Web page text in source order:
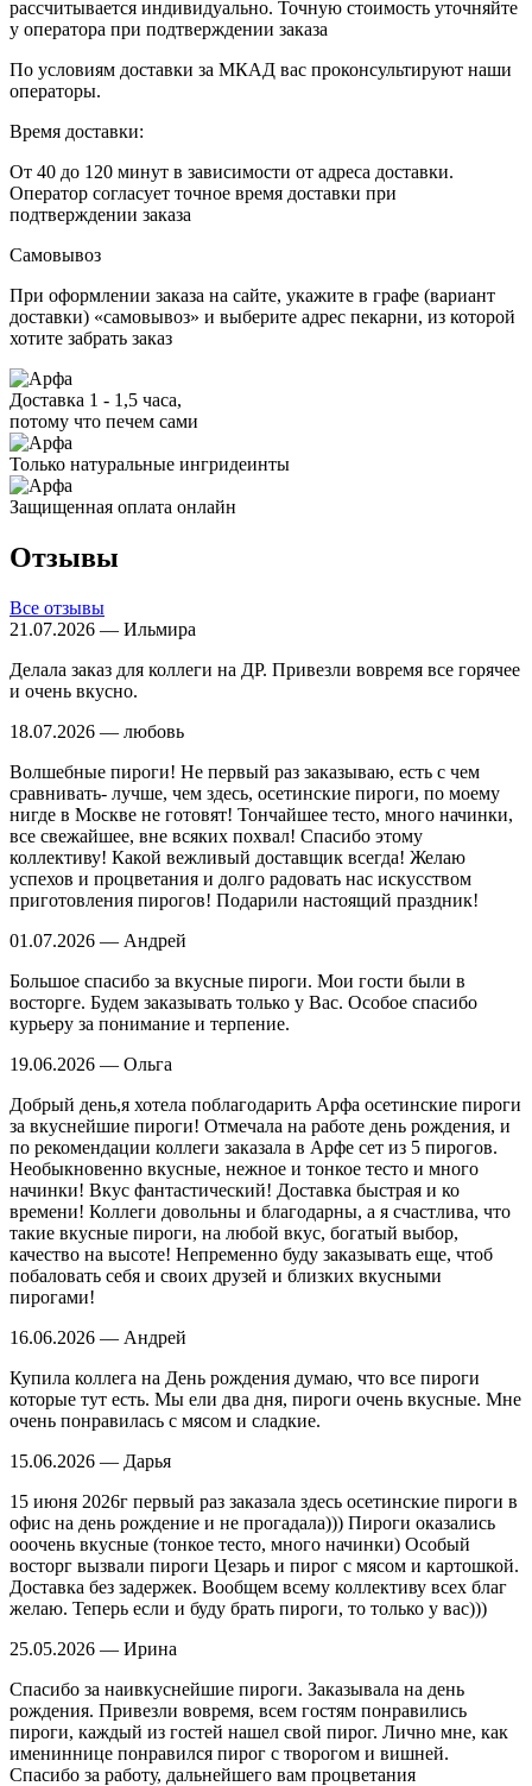
рассчитывается индивидуально. Точную стоимость уточняйте
у оператора при подтверждении заказа
По условиям доставки за МКАД вас проконсультируют наши
операторы.
Время доставки:
От 40 до 120 минут в зависимости от адреса доставки.
Оператор согласует точное время доставки при
подтверждении заказа
Самовывоз
При оформлении заказа на сайте, укажите в графе (вариант
доставки) «самовывоз» и выберите адрес пекарни, из которой
хотите забрать заказ
Доставка 1 - 1,5 часа,
потому что печем сами
Только натуральные ингридеинты
Защищенная оплата онлайн
Отзывы
Все отзывы
21.07.2026 — Ильмира
Делала заказ для коллеги на ДР. Привезли вовремя все горячее
и очень вкусно.
18.07.2026 — любовь
Волшебные пироги! Не первый раз заказываю, есть с чем
сравнивать- лучше, чем здесь, осетинские пироги, по моему
нигде в Москве не готовят! Тончайшее тесто, много начинки,
все свежайшее, вне всяких похвал! Спасибо этому
коллективу! Какой вежливый доставщик всегда! Желаю
успехов и процветания и долго радовать нас искусством
приготовления пирогов! Подарили настоящий праздник!
01.07.2026 — Андрей
Большое спасибо за вкусные пироги. Мои гости были в
восторге. Будем заказывать только у Вас. Особое спасибо
курьеру за понимание и терпение.
19.06.2026 — Ольга
Добрый день,я хотела поблагодарить Арфа осетинские пироги
за вкуснейшие пироги! Отмечала на работе день рождения, и
по рекомендации коллеги заказала в Арфе сет из 5 пирогов.
Необыкновенно вкусные, нежное и тонкое тесто и много
начинки! Вкус фантастический! Доставка быстрая и ко
времени! Коллеги довольны и благодарны, а я счастлива, что
такие вкусные пироги, на любой вкус, богатый выбор,
качество на высоте! Непременно буду заказывать еще, чтоб
побаловать себя и своих друзей и близких вкусными
пирогами!
16.06.2026 — Андрей
Купила коллега на День рождения думаю, что все пироги
которые тут есть. Мы ели два дня, пироги очень вкусные. Мне
очень понравилась с мясом и сладкие.
15.06.2026 — Дарья
15 июня 2026г первый раз заказала здесь осетинские пироги в
офис на день рождение и не прогадала))) Пироги оказались
ооочень вкусные (тонкое тесто, много начинки) Особый
восторг вызвали пироги Цезарь и пирог с мясом и картошкой.
Доставка без задержек. Вообщем всему коллективу всех благ
желаю. Теперь если и буду брать пироги, то только у вас)))
25.05.2026 — Ирина
Спасибо за наивкуснейшие пироги. Заказывала на день
рождения. Привезли вовремя, всем гостям понравились
пироги, каждый из гостей нашел свой пирог. Лично мне, как
имениннице понравился пирог с творогом и вишней.
Спасибо за работу, дальнейшего вам процветания